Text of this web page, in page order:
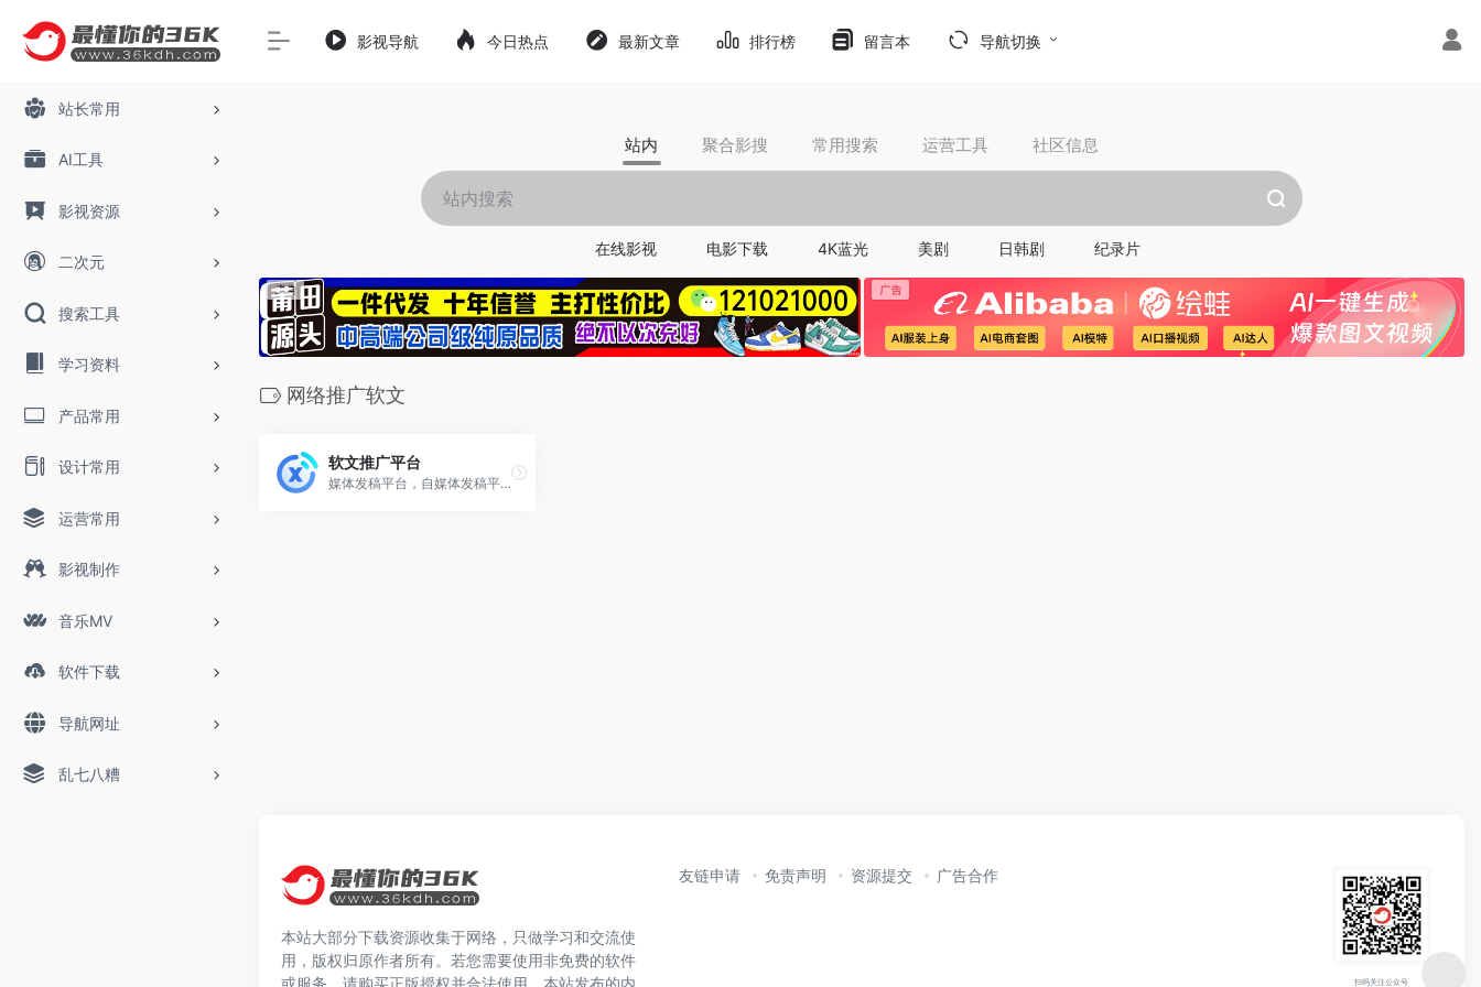
站长常用
AI工具
影视资源
二次元
搜索工具
学习资料
产品常用
设计常用
运营常用
影视制作
音乐MV
软件下载
导航网址
乱七八糟
影视导航 今日热点 最新文章 排行榜 留言本 导航切换
站内 聚合影搜 常用搜索 运营工具 社区信息
在线影视 电影下载 4K蓝光 美剧 日韩剧 纪录片
网络推广软文
软文推广平台
媒体发稿平台，自媒体发稿平台，短视频矩阵发布平台，提供AI代写服务、AI数据分析系统、AI自媒体账号管理发布软件系统
本站大部分下载资源收集于网络，只做学习和交流使
用，版权归原作者所有。若您需要使用非免费的软件
或服务，请购买正版授权并合法使用。本站发布的内
友链申请 免责声明 资源提交 广告合作
扫码关注公众号